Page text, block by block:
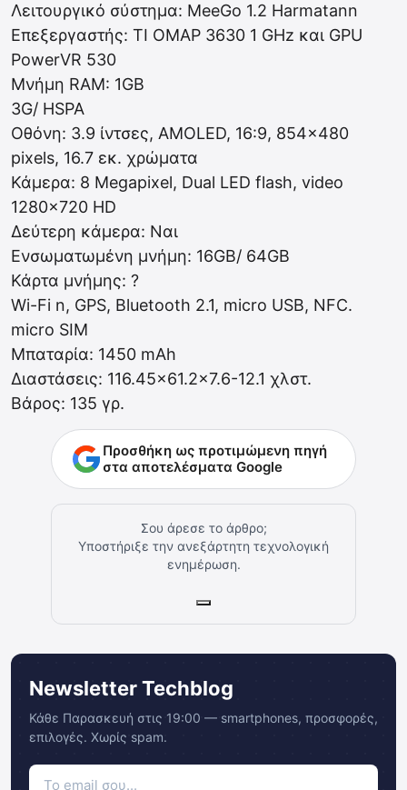
Λειτουργικό σύστημα: MeeGo 1.2 Harmatann
Επεξεργαστής: TI OMAP 3630 1 GHz και GPU
PowerVR 530
Μνήμη RAM: 1GB
3G/ HSPA
Οθόνη: 3.9 ίντσες, AMOLED, 16:9, 854×480
pixels, 16.7 εκ. χρώματα
Κάμερα: 8 Megapixel, Dual LED flash, video
1280×720 HD
Δεύτερη κάμερα: Ναι
Ενσωματωμένη μνήμη: 16GB/ 64GB
Κάρτα μνήμης: ?
Wi-Fi n, GPS, Bluetooth 2.1, micro USB, NFC.
micro SIM
Μπαταρία: 1450 mAh
Διαστάσεις: 116.45×61.2×7.6-12.1 χλστ.
Βάρος: 135 γρ.
Προσθήκη ως προτιμώμενη πηγή
στα αποτελέσματα Google
Σου άρεσε το άρθρο;
Υποστήριξε την ανεξάρτητη τεχνολογική
ενημέρωση.
Newsletter Techblog
Κάθε Παρασκευή στις 19:00 — smartphones, προσφορές,
επιλογές. Χωρίς spam.